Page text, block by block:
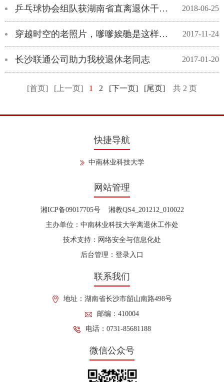
2018-06-25
乒乓球协会组队获湖南省直离退休干部乒乓球邀请赛第三名
2017-11-24
穿越时空的老照片，嗲嗲娭毑是这样秀恩爱的
2017-01-20
长沙联通公司助力我校退休老同志
[首页] [上一页] 1 2 [下一页] [尾页] 共 2 页
快捷导航
中南林业科技大学
网站管理
湘ICP备09017705号 湘教QS4_201212_010022
主办单位：中南林业科技大学离退休工作处
技术支持：网络安全与信息化处
后台管理： 登录入口
联系我们
地址：湖南省长沙市韶山南路498号
邮编：410004
电话：0731-85681188
微信公众号